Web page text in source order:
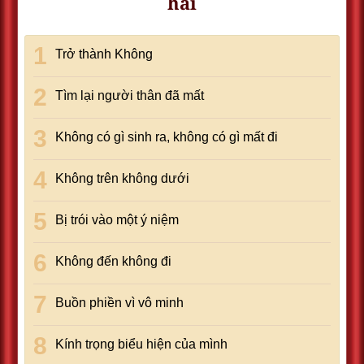
Trở thành Không
Tìm lại người thân đã mất
Không có gì sinh ra, không có gì mất đi
Không trên không dưới
Bị trói vào một ý niệm
Không đến không đi
Buồn phiền vì vô minh
Kính trọng biểu hiện của mình